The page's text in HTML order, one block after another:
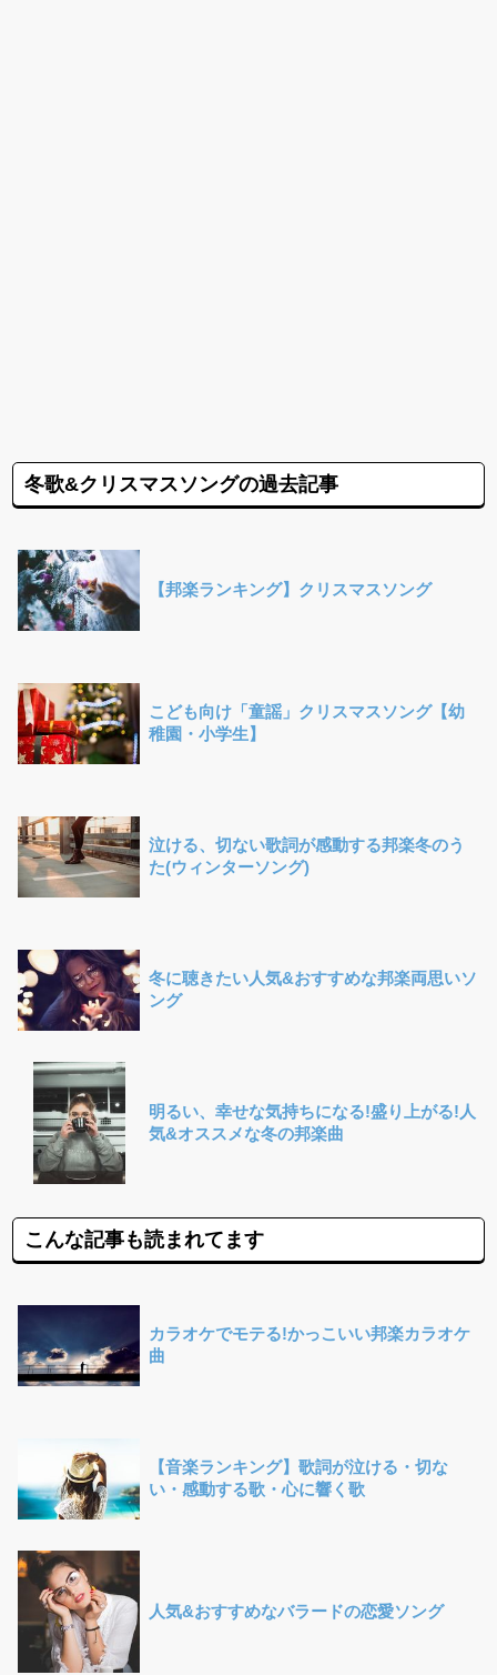
冬歌&クリスマスソングの過去記事
【邦楽ランキング】クリスマスソング
こども向け「童謡」クリスマスソング【幼
稚園・小学生】
泣ける、切ない歌詞が感動する邦楽冬のう
た(ウィンターソング)
冬に聴きたい人気&おすすめな邦楽両思いソ
ング
明るい、幸せな気持ちになる!盛り上がる!人
気&オススメな冬の邦楽曲
こんな記事も読まれてます
カラオケでモテる!かっこいい邦楽カラオケ
曲
【音楽ランキング】歌詞が泣ける・切な
い・感動する歌・心に響く歌
人気&おすすめなバラードの恋愛ソング